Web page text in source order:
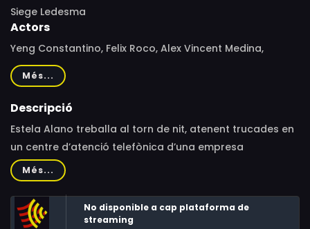
Siege Ledesma
Actors
Yeng Constantino, Felix Roco, Alex Vincent Medina,
Matthew Valeña, Thyszen Estrada, Vanessa Marquez,
Veronica Peralejo, Claudia Enriquez, Raymond Rinoza,
Benjamin Gonzales Tolentino, Seven Malaga, Sophia
Agacer, Theo Chua, RJ Saycon, Juan Miguel Severo,
Ramon Grutas, Marvin Luig, Chris Perris, Fred Dabu, Alex
Webb, Siege Ledesma
Més...
Descripció
Estela Alano treballa al torn de nit, atenent trucades en
un centre d’atenció telefònica d’una empresa
internacional. Els seus pares són de viatge i ella viu amb
la seva germana petita.
Més...
No disponible a cap plataforma de
streaming